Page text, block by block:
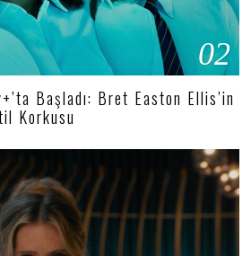
02
Başladı: Bret Easton Ellis’in
Korkusu